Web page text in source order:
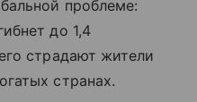
проблеме:
до 1,4
страдают жители
странах.